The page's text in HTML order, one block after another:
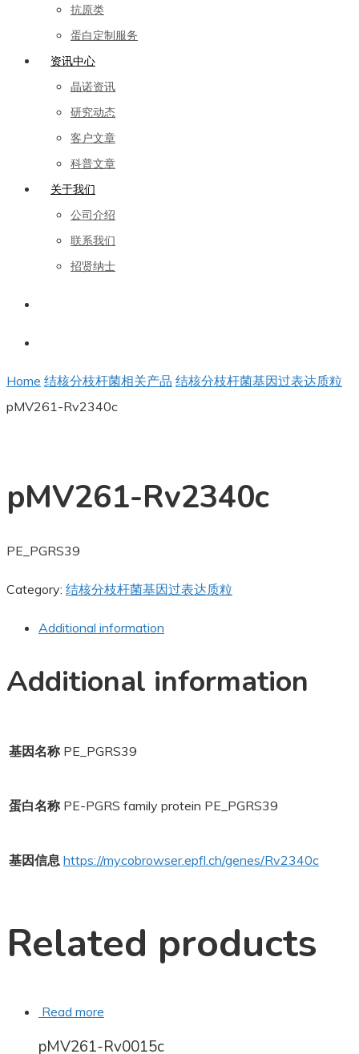
抗原类
蛋白定制服务
资讯中心
晶诺资讯
研究动态
客户文章
科普文章
关于我们
公司介绍
联系我们
招贤纳士
Home 结核分枝杆菌相关产品 结核分枝杆菌基因过表达质粒
pMV261-Rv2340c
pMV261-Rv2340c
PE_PGRS39
Category: 结核分枝杆菌基因过表达质粒
Additional information
Additional information
基因名称 PE_PGRS39
蛋白名称 PE-PGRS family protein PE_PGRS39
基因信息 https://mycobrowser.epfl.ch/genes/Rv2340c
Related products
Read more
pMV261-Rv0015c